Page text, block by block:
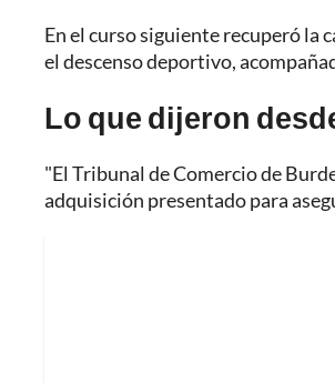
En el curso siguiente recuperó la
el descenso deportivo,
Lo que dijeron
"El Tribunal de Comercio de
adquisición presentado para